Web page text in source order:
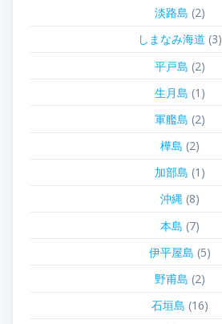
淡路島 (2)
しまなみ海道 (3)
平戸島 (2)
生月島 (1)
軍艦島 (2)
樺島 (2)
加部島 (1)
沖縄(8)
本島 (7)
伊平屋島 (5)
野甫島 (2)
石垣島 (16)